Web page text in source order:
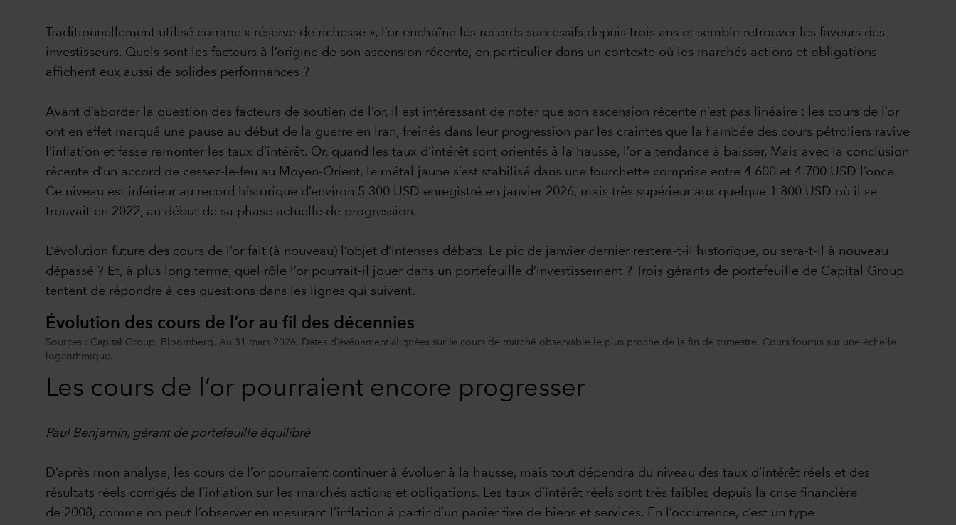
Traditionnellement utilisé comme « réserve de richesse », l’or enchaîne les records successifs depuis trois ans et semble retrouver les faveurs des
investisseurs. Quels sont les facteurs à l’origine de son ascension récente, en particulier dans un contexte où les marchés actions et obligations
affichent eux aussi de solides performances ?
Avant d’aborder la question des facteurs de soutien de l’or, il est intéressant de noter que son ascension récente n’est pas linéaire : les cours de l’or
ont en effet marqué une pause au début de la guerre en Iran, freinés dans leur progression par les craintes que la flambée des cours pétroliers ravive
l’inflation et fasse remonter les taux d’intérêt. Or, quand les taux d’intérêt sont orientés à la hausse, l’or a tendance à baisser. Mais avec la conclusion
récente d’un accord de cessez-le-feu au Moyen-Orient, le métal jaune s’est stabilisé dans une fourchette comprise entre 4 600 et 4 700 USD l’once.
Ce niveau est inférieur au record historique d’environ 5 300 USD enregistré en janvier 2026, mais très supérieur aux quelque 1 800 USD où il se
trouvait en 2022, au début de sa phase actuelle de progression.
L’évolution future des cours de l’or fait (à nouveau) l’objet d’intenses débats. Le pic de janvier dernier restera-t-il historique, ou sera-t-il à nouveau
dépassé ? Et, à plus long terme, quel rôle l’or pourrait-il jouer dans un portefeuille d’investissement ? Trois gérants de portefeuille de Capital Group
tentent de répondre à ces questions dans les lignes qui suivent.
Évolution des cours de l’or au fil des décennies
Sources : Capital Group, Bloomberg. Au 31 mars 2026. Dates d’événement alignées sur le cours de marché observable le plus proche de la fin de trimestre. Cours fournis sur une échelle
logarithmique.
Les cours de l’or pourraient encore progresser
Paul Benjamin, gérant de portefeuille équilibré
D’après mon analyse, les cours de l’or pourraient continuer à évoluer à la hausse, mais tout dépendra du niveau des taux d’intérêt réels et des
résultats réels corrigés de l’inflation sur les marchés actions et obligations. Les taux d’intérêt réels sont très faibles depuis la crise financière
de 2008, comme on peut l’observer en mesurant l’inflation à partir d’un panier fixe de biens et services. En l’occurrence, c’est un type